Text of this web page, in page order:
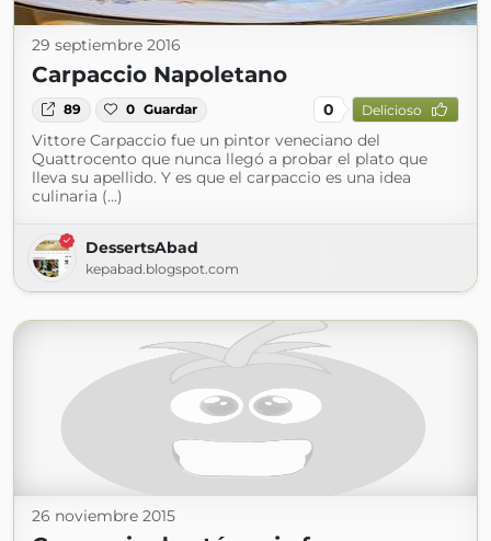
29 septiembre 2016
Carpaccio Napoletano
89 0 Guardar 0 Delicioso
Vittore Carpaccio fue un pintor veneciano del
Quattrocento que nunca llegó a probar el plato que
lleva su apellido. Y es que el carpaccio es una idea
culinaria (...)
DessertsAbad
kepabad.blogspot.com
26 noviembre 2015